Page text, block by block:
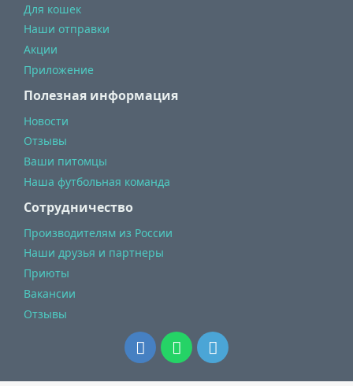
Для кошек
Наши отправки
Акции
Приложение
Полезная информация
Новости
Отзывы
Ваши питомцы
Наша футбольная команда
Сотрудничество
Производителям из России
Наши друзья и партнеры
Приюты
Вакансии
Отзывы